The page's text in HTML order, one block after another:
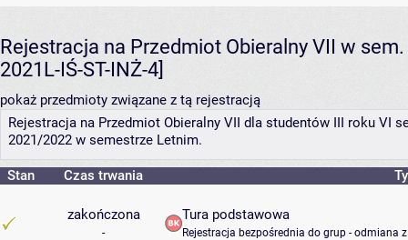
Rejestracja na Przedmiot Obieralny VII w
2021L-IŚ-ST-INŻ-4]
pokaż przedmioty związane z tą rejestracją
Rejestracja na Przedmiot Obieralny VII dla studentów III roku VI
2021/2022 w semestrze Letnim.
Stan Czas trwania
zakończona
-
Tura podstawowa
Rejestracja bezpośrednia do grup - odmiana